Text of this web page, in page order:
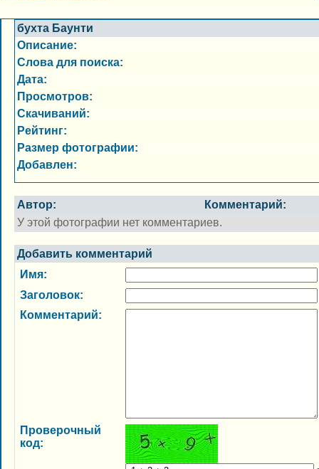
бухта Баунти
Описание:
Слова для поиска:
Дата:
Просмотров:
Скачиваний:
Рейтинг:
Размер фотографии:
Добавлен:
Автор:
Комментарий:
У этой фотографии нет комментариев.
Добавить комментарий
Имя:
Заголовок:
Комментарий:
Проверочный
код: